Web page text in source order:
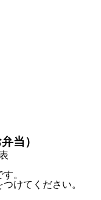
当）
。
けてください。